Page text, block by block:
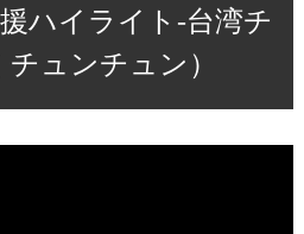
ハイライト-台湾チ
ュンチュン）